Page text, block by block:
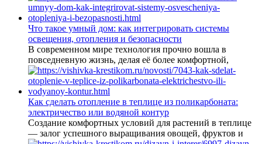
Что такое умный дом: как интегрировать системы
освещения, отопления и безопасности
В современном мире технология прочно вошла в
повседневную жизнь, делая её более комфортной,
Как сделать отопление в теплице из поликарбоната:
электричество или водяной контур
Создание комфортных условий для растений в теплице
— залог успешного выращивания овощей, фруктов и